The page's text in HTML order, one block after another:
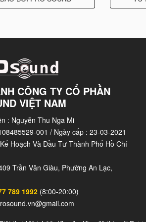
mm
Hz
and Shipping Info
480 mm (18.0 in)
Diameter: 440 mm (17.3 in)
Diameter: 422.0 mm (16.6 in)
mm (7.95 in)
CÔNG TY CỔ PHẦN
VIỆT NAM
: Nguyễn Thu Nga Mi
001 / Ngày cấp : 23-03-2021
Hoạch Và Đầu Tư Thành Phố Hồ Chí
Trần Văn Giàu, Phường An Lạc,
789 1992 (8:00-20:00)